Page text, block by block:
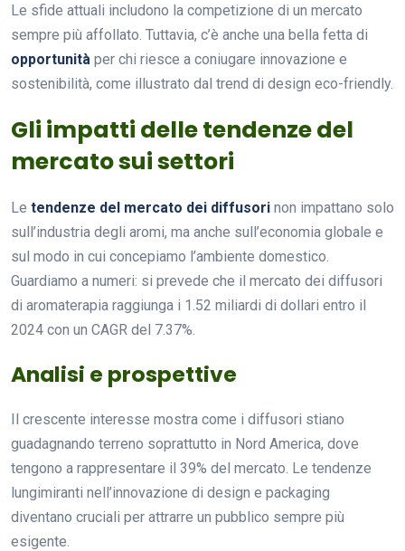
Le sfide attuali includono la competizione di un mercato
sempre più affollato. Tuttavia, c’è anche una bella fetta di
opportunità per chi riesce a coniugare innovazione e
sostenibilità, come illustrato dal trend di design eco-friendly.
Gli impatti delle tendenze del
mercato sui settori
Le tendenze del mercato dei diffusori non impattano solo
sull’industria degli aromi, ma anche sull’economia globale e
sul modo in cui concepiamo l’ambiente domestico.
Guardiamo a numeri: si prevede che il mercato dei diffusori
di aromaterapia raggiunga i 1.52 miliardi di dollari entro il
2024 con un CAGR del 7.37%.
Analisi e prospettive
Il crescente interesse mostra come i diffusori stiano
guadagnando terreno soprattutto in Nord America, dove
tengono a rappresentare il 39% del mercato. Le tendenze
lungimiranti nell’innovazione di design e packaging
diventano cruciali per attrarre un pubblico sempre più
esigente.